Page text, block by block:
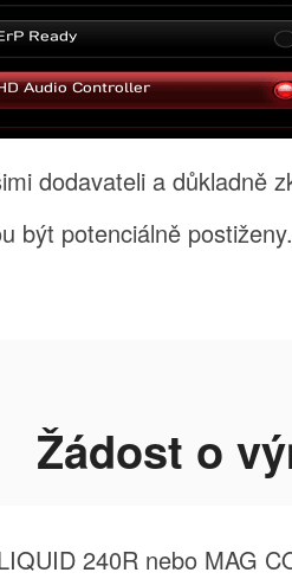
dodavateli a důkladně
být potenciálně
Žádost o
240R nebo MAG